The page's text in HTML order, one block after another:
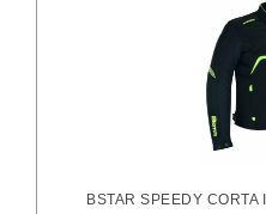
BSTAR SPEEDY